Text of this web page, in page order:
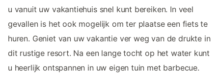
u vanuit uw vakantiehuis snel kunt bereiken. In veel
gevallen is het ook mogelijk om ter plaatse een fiets te
huren. Geniet van uw vakantie ver weg van de drukte in
dit rustige resort. Na een lange tocht op het water kunt
u heerlijk ontspannen in uw eigen tuin met barbecue.